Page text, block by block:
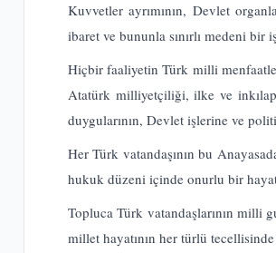
Kuvvetler ayrımının, Devlet
ibaret ve bununla sınırlı medeni
Hiçbir faaliyetin Türk milli
Atatürk milliyetçiliği, ilke ve
duygularının, Devlet işlerine ve
Her Türk vatandaşının bu
hukuk düzeni içinde onurlu bir
Topluca Türk vatandaşlarının milli
millet hayatının her türlü